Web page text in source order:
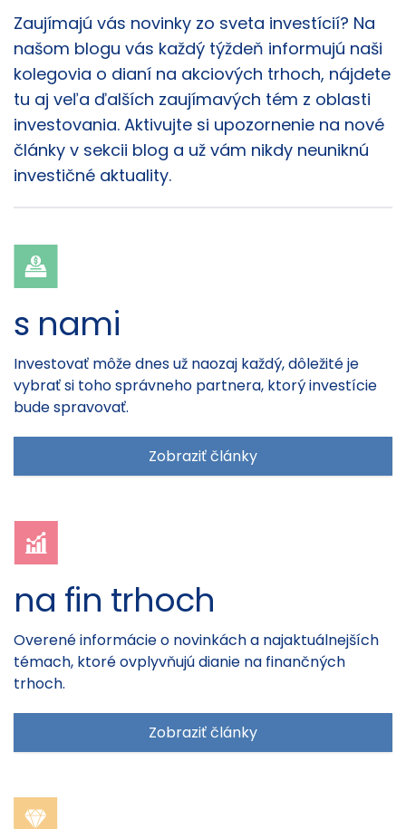
Články
Zaujímajú vás novinky zo sveta investícií? Na
našom blogu vás každý týždeň informujú naši
kolegovia o dianí na akciových trhoch, nájdete
tu aj veľa ďalších zaujímavých tém z oblasti
investovania. Aktivujte si upozornenie na nové
články v sekcii blog a už vám nikdy neuniknú
investičné aktuality.
s nami
Investovať môže dnes už naozaj každý, dôležité je
vybrať si toho správneho partnera, ktorý investície
bude spravovať.
Zobraziť články
na fin trhoch
Overené informácie o novinkách a najaktuálnejších
témach, ktoré ovplyvňujú dianie na finančných
trhoch.
Zobraziť články